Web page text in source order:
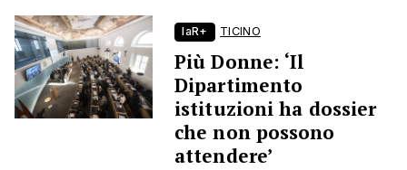
laR+ TICINO
Più Donne: ‘Il
Dipartimento
istituzioni ha dossier
che non possono
attendere’